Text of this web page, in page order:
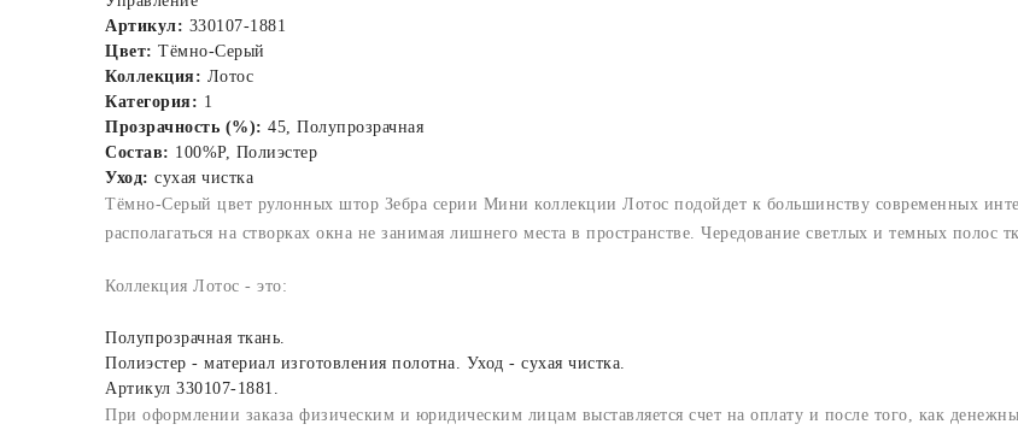
Артикул: 330107-1881
Цвет: Тёмно-Серый
Коллекция: Лотос
Категория: 1
Прозрачность (%): 45, Полупрозрачная
Состав: 100%P, Полиэстер
Уход: сухая чистка
Тёмно-Серый цвет рулонных штор Зебра серии Мини коллекции Лотос подойдет к большинству современных
располагаться на створках окна не занимая лишнего места в пространстве. Чередование светлых и темных полос
Коллекция Лотос - это:
Полупрозрачная ткань.
Полиэстер - материал изготовления полотна. Уход - сухая чистка.
Артикул 330107-1881.
При оформлении заказа физическим и юридическим лицам выставляется счет на оплату и после того, как